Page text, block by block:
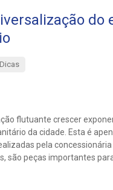
do
Dicas
flutuante crescer
da cidade. Esta é
pela
são peças importantes